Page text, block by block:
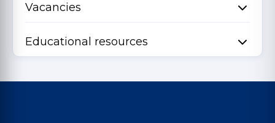
Vacancies
Educational resources